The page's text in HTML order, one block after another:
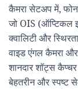
कैमरा सेटअप में,
जो OIS (ऑप्टिकल
क्वालिटी और
वाइड एंगल कैमरा
शानदार शॉट्स
बेहतरीन और स्पष्ट